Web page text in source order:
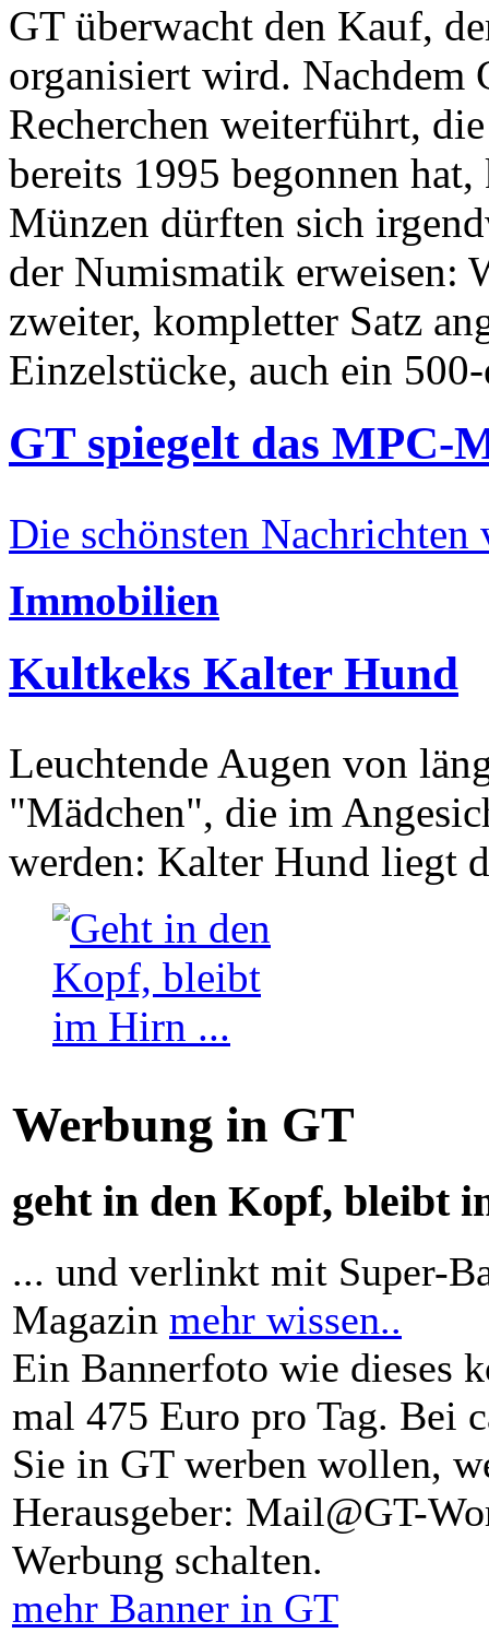
GT überwacht den Kauf,
organisiert wird. Nachdem
Recherchen weiterführt,
bereits 1995 begonnen
Münzen dürften sich
der Numismatik erweisen:
zweiter, kompletter Satz
Einzelstücke, auch ein
GT spiegelt das MPC-
Die schönsten Nachrichten
Immobilien
Kultkeks Kalter Hund
Leuchtende Augen von
"Mädchen", die im
werden: Kalter Hund liegt
Werbung in GT
geht in den Kopf, bleibt
... und verlinkt mit Super-
Magazin mehr wissen..
Ein Bannerfoto wie dieses
mal 475 Euro pro Tag. Bei
Sie in GT werben wollen,
Herausgeber: Mail@GT-
Werbung schalten.
mehr Banner in GT